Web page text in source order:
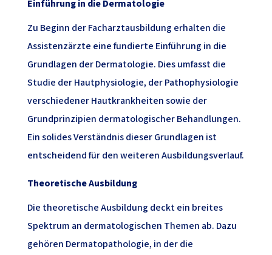
Einführung in die Dermatologie
Zu Beginn der Facharztausbildung erhalten die
Assistenzärzte eine fundierte Einführung in die
Grundlagen der Dermatologie. Dies umfasst die
Studie der Hautphysiologie, der Pathophysiologie
verschiedener Hautkrankheiten sowie der
Grundprinzipien dermatologischer Behandlungen.
Ein solides Verständnis dieser Grundlagen ist
entscheidend für den weiteren Ausbildungsverlauf.
Theoretische Ausbildung
Die theoretische Ausbildung deckt ein breites
Spektrum an dermatologischen Themen ab. Dazu
gehören Dermatopathologie, in der die